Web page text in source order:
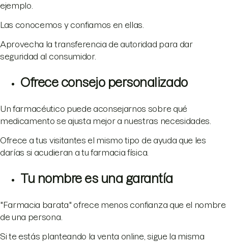
ejemplo.
Las conocemos y confiamos en ellas.
Aprovecha la transferencia de autoridad para dar
seguridad al consumidor.
Ofrece consejo personalizado
Un farmacéutico puede aconsejarnos sobre qué
medicamento se ajusta mejor a nuestras necesidades.
Ofrece a tus visitantes el mismo tipo de ayuda que les
darías si acudieran a tu farmacia física.
Tu nombre es una garantía
"Farmacia barata" ofrece menos confianza que el nombre
de una persona.
Si te estás planteando la venta online, sigue la misma